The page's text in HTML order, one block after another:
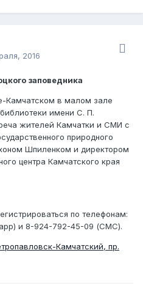
2016
заповедника
Камчатском в малом зале
имени С. П.
жителей Камчатки и СМИ с
природного
Шпиленком и директором
центра Камчатского края
по телефонам:
и 8-924-792-45-09 (СМС).
Камчатский, пр.